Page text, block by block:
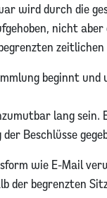
wird durch die
nicht
zeitlichen
beginnt
lang
Beschlüsse
wie E-Mail
der begrenzten